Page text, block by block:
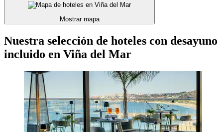
Mostrar mapa
Nuestra selección de hoteles con desayuno
incluido en Viña del Mar